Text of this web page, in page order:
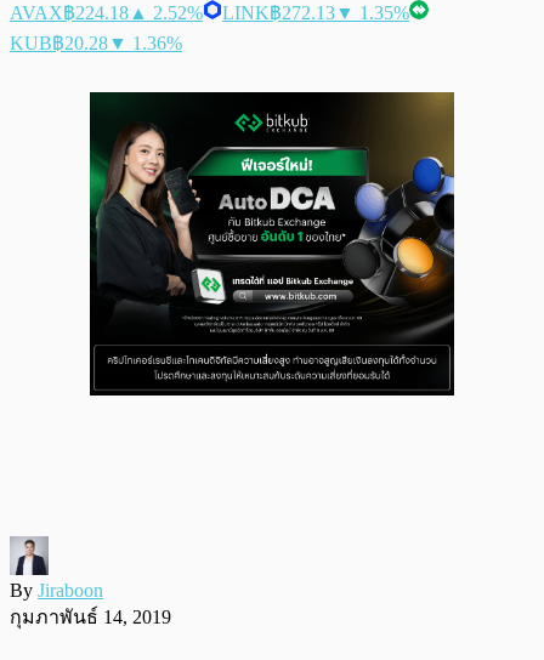
AVAX฿224.18 ▲ 2.52% LINK฿272.13▼ 1.35%
KUB฿20.28▼ 1.36%
By Jiraboon
กุมภาพันธ์ 14, 2019